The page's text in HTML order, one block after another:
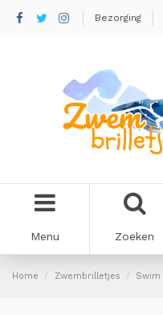
Bezorging
Menu Zoeken
Home Zwembrilletjes